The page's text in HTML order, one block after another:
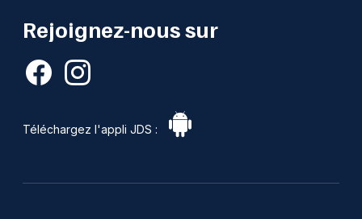
Rejoignez-nous sur
Téléchargez l'appli JDS :